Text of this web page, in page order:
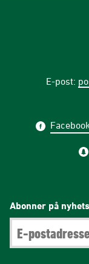
E-post:
Facebook
Abonner på